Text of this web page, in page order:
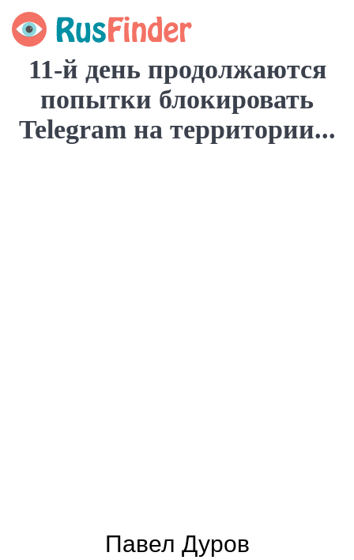
11-й день продолжаются
попытки блокировать
Telegram на территории...
Павел Дуров